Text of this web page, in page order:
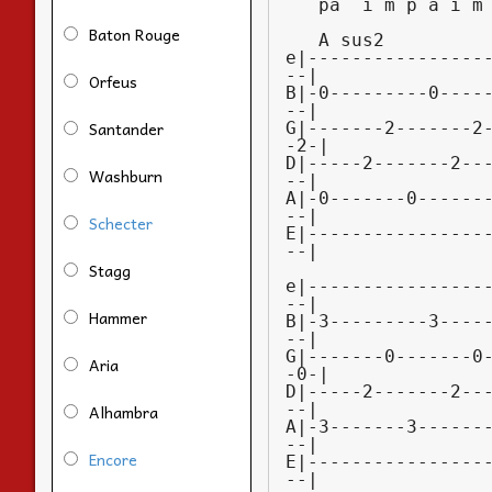
Baton Rouge
Orfeus
Santander
Washburn
Schecter
Stagg
Hammer
Aria
Alhambra
Encore